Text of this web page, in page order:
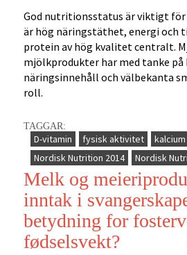
God nutritionsstatus är viktigt för
är hög näringstäthet, energi och
protein av hög kvalitet centralt.
mjölkprodukter har med tanke
näringsinnehåll och välbekanta
roll.
TAGGAR:
D-vitamin fysisk aktivitet kalcium
Nordisk Nutrition 2014
Nordisk
Melk og
inntak i
betydning for
fødselsvekt?